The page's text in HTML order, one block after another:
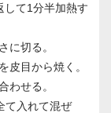
て1分半加熱す
に切る。
目から焼く。
わせる。
て入れて混ぜ